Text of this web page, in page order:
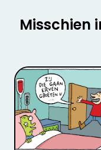
Misschien